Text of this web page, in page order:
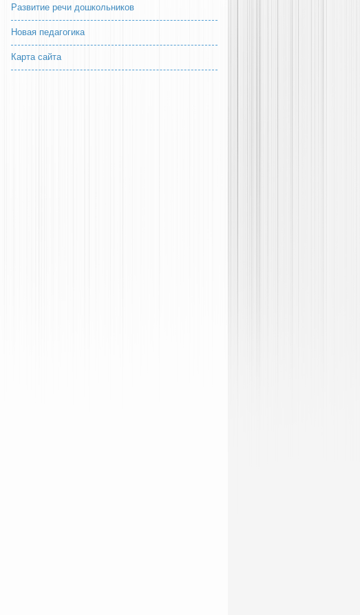
Развитие речи дошкольников
Новая педагогика
Карта сайта